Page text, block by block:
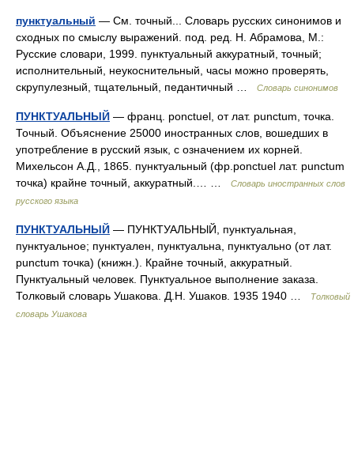
пунктуальный — См. точный... Словарь русских синонимов и
сходных по смыслу выражений. под. ред. Н. Абрамова, М.:
Русские словари, 1999. пунктуальный аккуратный, точный;
исполнительный, неукоснительный, часы можно проверять,
скрупулезный, тщательный, педантичный …
Словарь синонимов
ПУНКТУАЛЬНЫЙ — франц. ponctuel, от лат. punctum, точка.
Точный. Объяснение 25000 иностранных слов, вошедших в
употребление в русский язык, с означением их корней.
Михельсон А.Д., 1865. пунктуальный (фр.ponctuel лат. punctum
точка) крайне точный, аккуратный.… …
Словарь иностранных слов
русского языка
ПУНКТУАЛЬНЫЙ — ПУНКТУАЛЬНЫЙ, пунктуальная,
пунктуальное; пунктуален, пунктуальна, пунктуально (от лат.
punctum точка) (книжн.). Крайне точный, аккуратный.
Пунктуальный человек. Пунктуальное выполнение заказа.
Толковый словарь Ушакова. Д.Н. Ушаков. 1935 1940 …
Толковый
словарь Ушакова